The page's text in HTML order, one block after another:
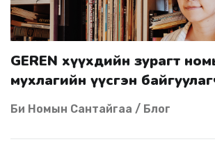
GEREN хүүхдийн зурагт номын
мухлагийн үүсгэн
Би Номын Сантайгаа / Блог